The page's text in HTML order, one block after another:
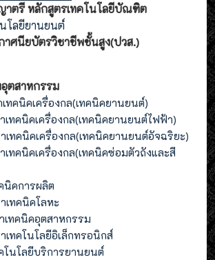
ตรี หลักสูตรเทคโนโลยีบัณฑิต
นโลยียานยนต์
าศนียบัตรวิชาชีพชั้นสูง(ปวส.)
ตสาหกรรม
เทคนิคเครื่องกล(เทคนิคยานยนต์)
เทคนิคเครื่องกล(เทคนิคยานยนต์ไฟฟ้า)
เทคนิคเครื่องกล(เทคนิคยานยนต์อัจฉริยะ)
เทคนิคเครื่องกล(เทคนิคซ่อมตัวถังและสี
นิคการผลิต
เทคนิคโลหะ
เทคนิคอุตสาหกรรม
เทคโนโลยีอิเล็กทรอนิกส์
โนโลยีบริการยานยนต์